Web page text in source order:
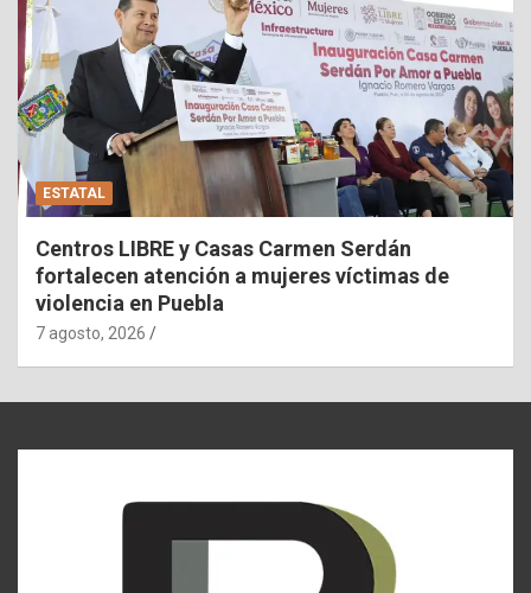
ESTATAL
Centros LIBRE y Casas Carmen Serdán
fortalecen atención a mujeres víctimas de
violencia en Puebla
7 agosto, 2026